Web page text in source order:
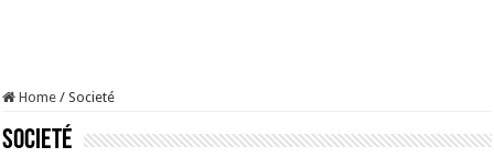
Home / Societé
Societé